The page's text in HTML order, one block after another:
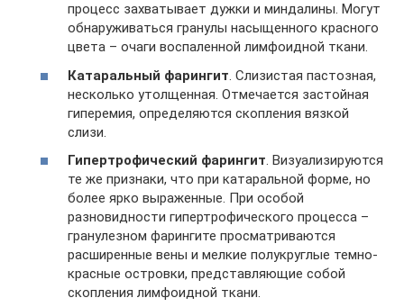
процесс захватывает дужки и миндалины. Могут
обнаруживаться гранулы насыщенного красного
цвета – очаги воспаленной лимфоидной ткани.
Катаральный фарингит . Слизистая пастозная,
несколько утолщенная. Отмечается застойная
гиперемия, определяются скопления вязкой
слизи.
Гипертрофический фарингит. Визуализируются
те же признаки, что при катаральной форме, но
более ярко выраженные. При особой
разновидности гипертрофического процесса –
гранулезном фарингите просматриваются
расширенные вены и мелкие полукруглые темно-
красные островки, представляющие собой
скопления лимфоидной ткани.